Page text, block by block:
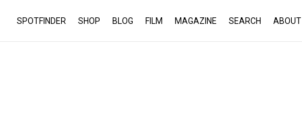
SPOTFINDER SHOP BLOG FILM MAGAZINE SEARCH ABOUT